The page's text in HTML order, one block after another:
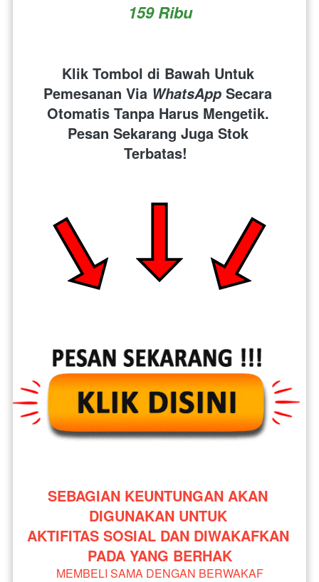
159 Ribu
Klik Tombol di Bawah Untuk
Pemesanan Via WhatsApp Secara
Otomatis Tanpa Harus Mengetik.
Pesan Sekarang Juga Stok
Terbatas!
SEBAGIAN KEUNTUNGAN AKAN
DIGUNAKAN UNTUK
AKTIFITAS SOSIAL DAN DIWAKAFKAN
PADA YANG BERHAK
MEMBELI SAMA DENGAN BERWAKAF